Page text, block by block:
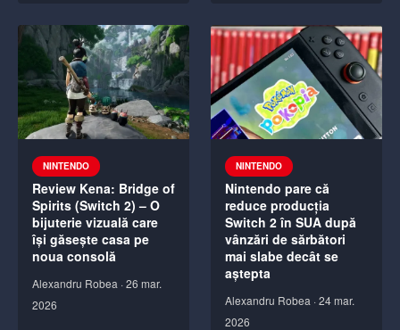
NINTENDO
Review Kena: Bridge of
Spirits (Switch 2) – O
bijuterie vizuală care
își găsește casa pe
noua consolă
Alexandru Robea ·26 mar.
2026
NINTENDO
Nintendo pare că
reduce producția
Switch 2 în SUA după
vânzări de sărbători
mai slabe decât se
aștepta
Alexandru Robea ·24 mar.
2026